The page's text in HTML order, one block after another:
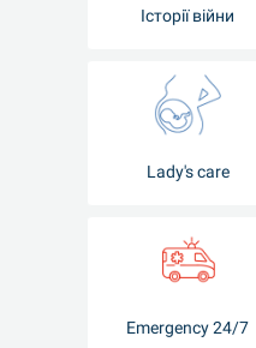
Iсторії війни
Lady's care
Emergency 24/7